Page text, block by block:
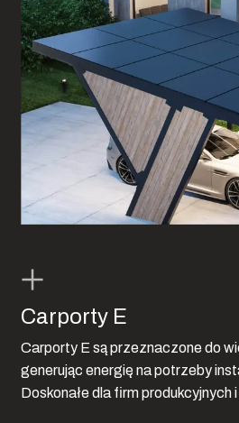
Carporty E
Carporty E są przeznaczone do
generując energię na potrzeby
Doskonałe dla firm produkcyjnych